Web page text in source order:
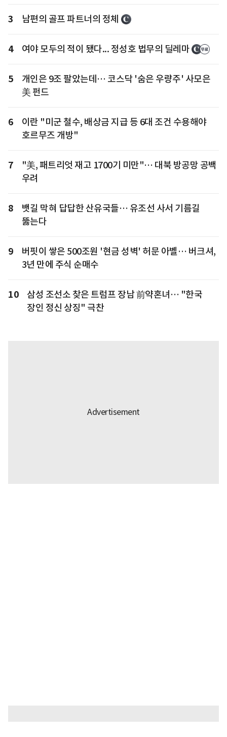
3 남편의 골프 파트너의 정체
4 여야 모두의 적이 됐다... 정성호 법무의 딜레마
5
개인은 9조 팔았는데… 코스닥 '숨은 우량주' 사모은
美 펀드
6
이란 "미군 철수, 배상금 지급 등 6대 조건 수용해야
호르무즈 개방"
7
"美, 패트리엇 재고 1700기 미만"… 대북 방공망 공백
우려
8
뱃길 막혀 답답한 산유국들… 유조선 사서 기름길
뚫는다
9
버핏이 쌓은 500조원 '현금 성벽' 허문 아벨… 버크셔,
3년 만에 주식 순매수
10
삼성 조선소 찾은 트럼프 장남 前약혼녀… "한국
장인 정신 상징" 극찬